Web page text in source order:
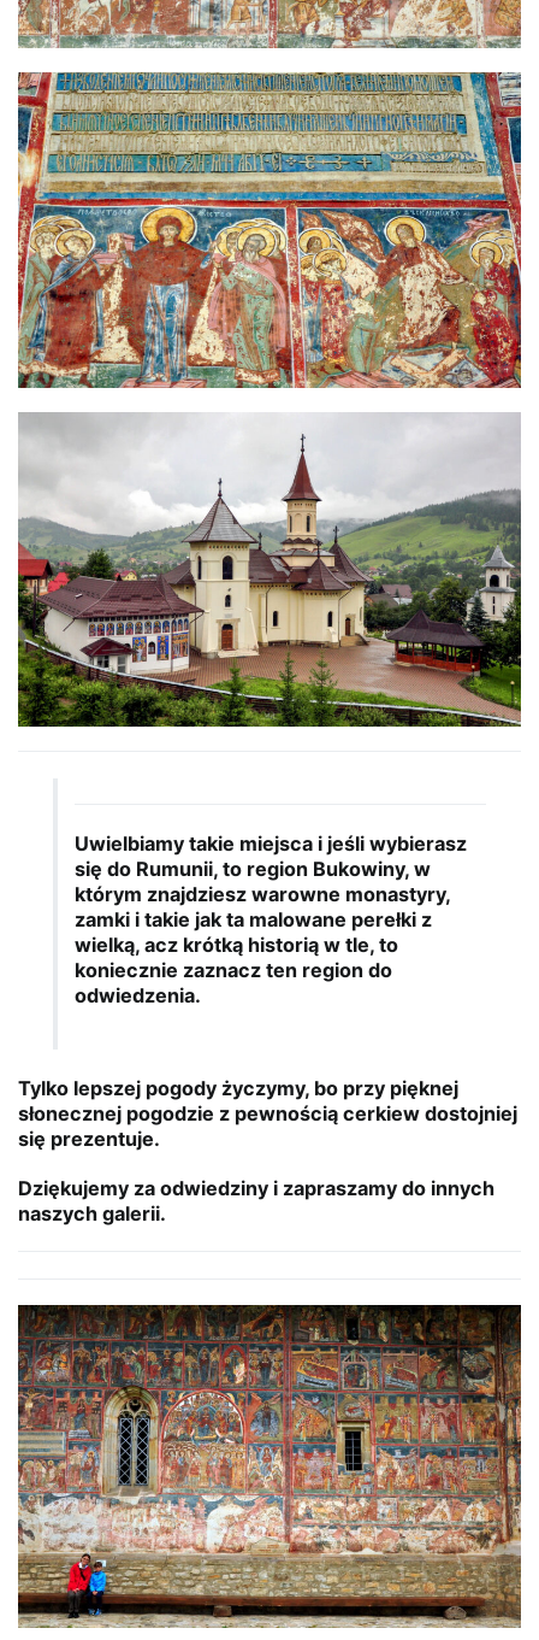
Uwielbiamy takie miejsca i jeśli wybierasz
się do Rumunii, to region Bukowiny, w
którym znajdziesz warowne monastyry,
zamki i takie jak ta malowane perełki z
wielką, acz krótką historią w tle, to
koniecznie zaznacz ten region do
odwiedzenia.
Tylko lepszej pogody życzymy, bo przy pięknej
słonecznej pogodzie z pewnością cerkiew dostojniej
się prezentuje.
Dziękujemy za odwiedziny i zapraszamy do innych
naszych galerii.